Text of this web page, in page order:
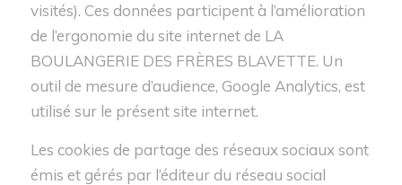
visités). Ces données participent à l’amélioration
de l’ergonomie du site internet de LA
BOULANGERIE DES FRÈRES BLAVETTE. Un
outil de mesure d’audience, Google Analytics, est
utilisé sur le présent site internet.
Les cookies de partage des réseaux sociaux sont
émis et gérés par l’éditeur du réseau social